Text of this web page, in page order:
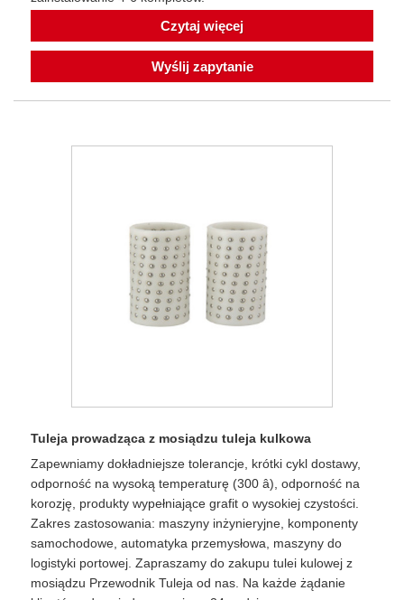
Czytaj więcej
Wyślij zapytanie
Tuleja prowadząca z mosiądzu tuleja kulkowa
Zapewniamy dokładniejsze tolerancje, krótki cykl dostawy,
odporność na wysoką temperaturę (300 â), odporność na
korozję, produkty wypełniające grafit o wysokiej czystości.
Zakres zastosowania: maszyny inżynieryjne, komponenty
samochodowe, automatyka przemysłowa, maszyny do
logistyki portowej. Zapraszamy do zakupu tulei kulowej z
mosiądzu Przewodnik Tuleja od nas. Na każde żądanie